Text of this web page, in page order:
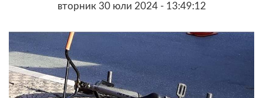
вторник 30 юли 2024 - 13:49:12